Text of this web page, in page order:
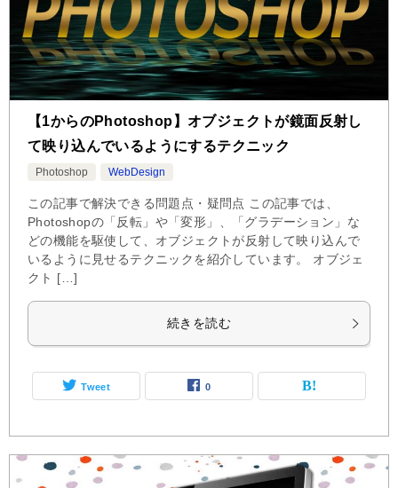
【1からのPhotoshop】オブジェクトが鏡面反射し
て映り込んでいるようにするテクニック
Photoshop WebDesign
この記事で解決できる問題点・疑問点 この記事では、
Photoshopの「反転」や「変形」、「グラデーション」な
どの機能を駆使して、オブジェクトが反射して映り込んで
いるように見せるテクニックを紹介しています。 オブジェ
クト […]
続きを読む
Tweet 0